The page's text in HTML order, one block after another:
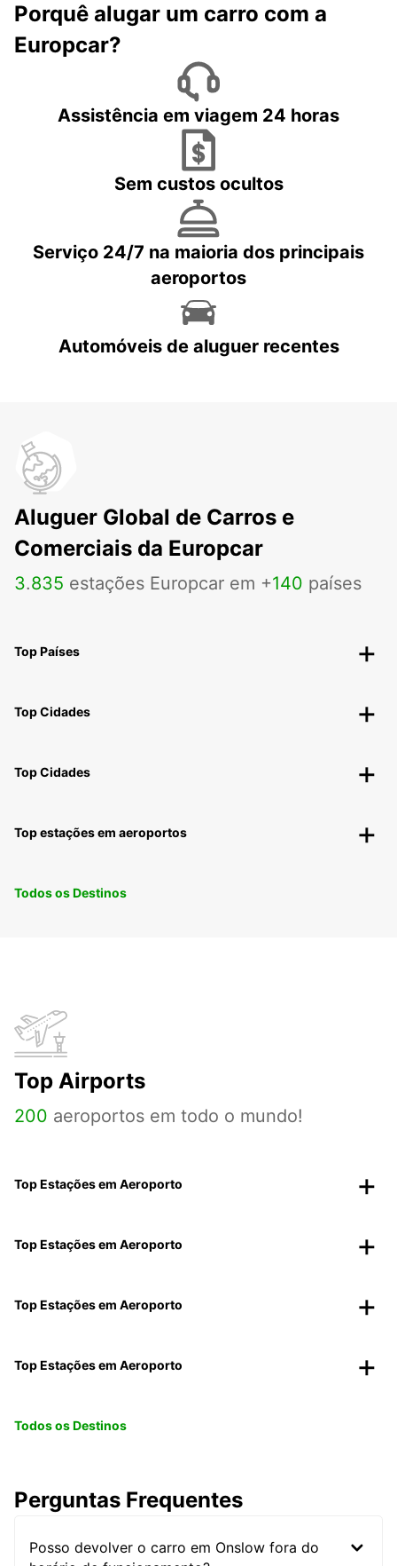
Porquê alugar um carro com a
Europcar?
Assistência em viagem 24 horas
Sem custos ocultos
Serviço 24/7 na maioria dos principais
aeroportos
Automóveis de aluguer recentes
Aluguer Global de Carros e
Comerciais da Europcar
3.835 estações Europcar em +140 países
Top Países
Top Cidades
Top Cidades
Top estações em aeroportos
Todos os Destinos
Top Airports
200 aeroportos em todo o mundo!
Top Estações em Aeroporto
Top Estações em Aeroporto
Top Estações em Aeroporto
Top Estações em Aeroporto
Todos os Destinos
Perguntas Frequentes
Posso devolver o carro em Onslow fora do